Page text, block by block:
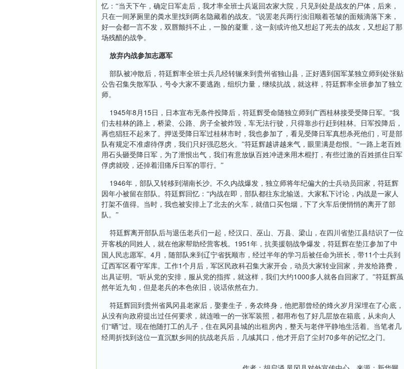
忆：“当天下午，确定日军走后，我才率全班士兵返回农家大院，只见到处是战友的尸体，后来，
只在一间茅厕里的粪水里找到两名隐藏着的战友。”说罢老兵两行浊泪顺着苍皱的面颊滴落下来，
好一会都一言不发，双唇颤抖不止，一脸的凝重，这一刻或许他又想起了死去的战友，又想起了那
场残醋的战争。
放弃内战参加志愿军
部队被冲散后，符廷辉率全班士兵几经转辗来到贵州省独山县，正好遇到国军某独立师到处张贴
公告召集失散军队，号令大家不要逃跑，组织力量，继续抗战，就这样，符廷辉率全班参加了独立
师。
1945年8 月 15 日 ，日本宣布无条件投降后，符廷辉受命随独立师到广西桂林接受受降日军。“我
们去桂林的路上，桥梁、公路、房子全被炸毁，车无法行驶，只得靠步行赶到桂林。日军投降后，
再也猖狂不起来了。押送受降日军过桂林市时，我也参加了，看见受降日军真想杀死他们，可是部
队有规定不准虐待俘虏，我们只好强忍怒火。”符廷辉越讲越来气，眼里满是怨恨。“一路上老百姓
用石头砸受降日军，为了泄恨出气，我们有意放纵百姓冲进来用木棍打，有些过激的百姓抓住日军
俘虏就咬，还掉着泪痛斥日军的罪行。”
1946年，部队又转移到湖南长沙。不久内战爆发，独立师将年纪偏大的士兵动员回家，符廷辉
因年小被留在部队。符廷辉回忆：“内战在即，部队都往东北输送。大家私下讨论，内战是一家人
打架不值得。当时，我也被安排上了北去的火车，就借口买包烟，下了火车后便悄悄的离开了部
队。”
符廷辉离开部队后与退伍老兵们一起，经汉口、巫山、万县、梁山，在四川省垫江县结识了一位
开客栈的同姓人，就在他家帮助经营客栈。 1951 年，抗美援朝战争爆发，符廷辉在垫江参加了中
国人民志愿军。 4月，随部队来到辽宁省抚顺市，经过半年的学习后被任命为班长，带11 个士兵到
辽西军区看守军库。工作1 个月后，军区民政科召集大家开会，动员大家转业回家，并发给路费，
出具证明。“听从党的安排，服从党的指挥，就这样，我们大约1000多人就各自回家了。”符廷辉虽
然年近九旬，但是老兵的本色依旧，说话依然在力。
符廷辉回到贵州省凤冈县老家后，娶妻生子，务农终身，他把那曾经的烽火岁月深埋在了心底，
从没有向政府提出过任何要求，就连唯一的一张军装照，都用布包了好几层放在箱底，从未向人
们“晒”过。现在他随打工的儿子，住在凤冈县城的出租房内，整天与老伴平静地生活着。当笔者几
经周折找到这位一直沉默乡间的抗战老兵后，几缄其口，他才开启了尘封70多年的记忆之门。